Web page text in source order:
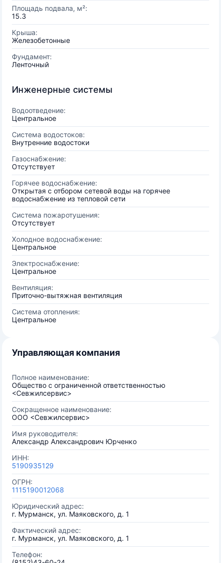
Площадь подвала, м²:
15.3
Крыша:
Железобетонные
Фундамент:
Ленточный
Инженерные системы
Водоотведение:
Центральное
Система водостоков:
Внутренние водостоки
Газоснабжение:
Отсутствует
Горячее водоснабжение:
Открытая с отбором сетевой воды на горячее
водоснабжение из тепловой сети
Система пожаротушения:
Отсутствует
Холодное водоснабжение:
Центральное
Электроснабжение:
Центральное
Вентиляция:
Приточно-вытяжная вентиляция
Система отопления:
Центральное
Управляющая компания
Полное наименование:
Общество с ограниченной ответственностью
<Севжилсервис>
Сокращенное наименование:
ООО <Севжилсервис>
Имя руководителя:
Александр Александрович Юрченко
ИНН:
5190935129
ОГРН:
1115190012068
Юридический адрес:
г. Мурманск, ул. Маяковского, д. 1
Фактический адрес:
г. Мурманск, ул. Маяковского, д. 1
Телефон: